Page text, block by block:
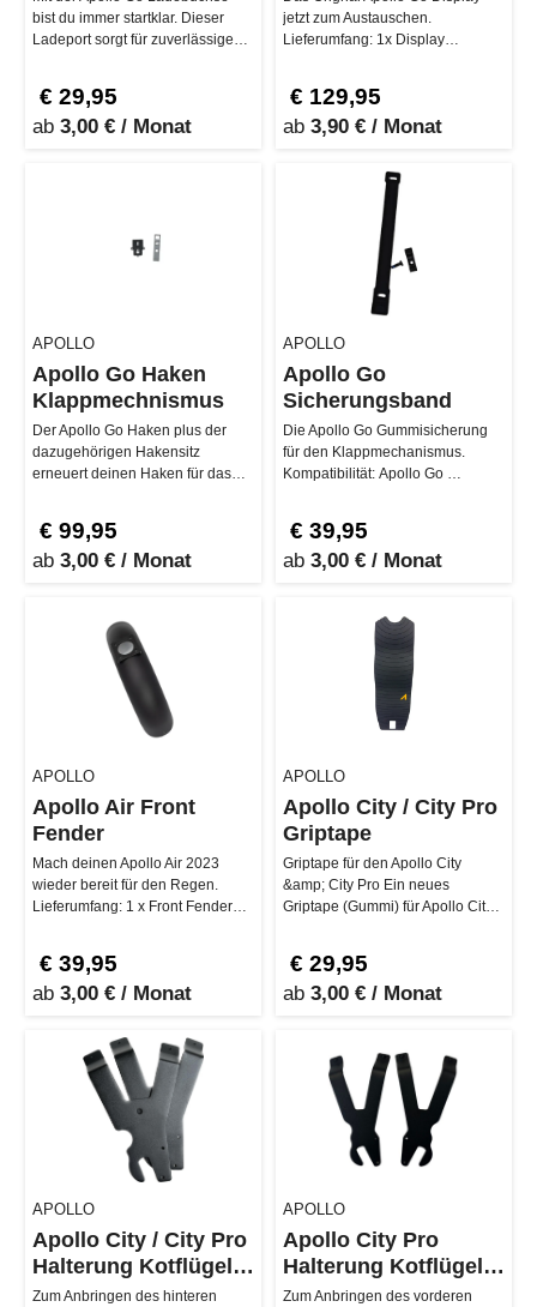
bist du immer startklar. Dieser
Ladeport sorgt für zuverlässigen
€ 29,95
ab 3,00 € / Monat
jetzt zum Austauschen.
Lieferumfang: 1x Display
€ 129,95
ab 3,90 € / Monat
APOLLO
Apollo Go Haken
Klappmechnismus
Der Apollo Go Haken plus der
dazugehörigen Hakensitz
erneuert deinen Haken für das
€ 99,95
ab 3,00 € / Monat
APOLLO
Apollo Go
Sicherungsband
Die Apollo Go Gummisicherung
für den Klappmechanismus.
€ 39,95
ab 3,00 € / Monat
APOLLO
Apollo Air Front
Fender
Mach deinen Apollo Air 2023
wieder bereit für den Regen.
Lieferumfang: 1 x Front Fender
€ 39,95
ab 3,00 € / Monat
APOLLO
Apollo City / City Pro
Griptape
Griptape für den Apollo City
&amp; City Pro Ein neues
Griptape (Gummi) für Apollo City /
€ 29,95
ab 3,00 € / Monat
APOLLO
Apollo City / City Pro
Halterung Kotflügel
hinten
Zum Anbringen des hinteren
APOLLO
Apollo City Pro
Halterung Kotflügel
vorne
Zum Anbringen des vorderen